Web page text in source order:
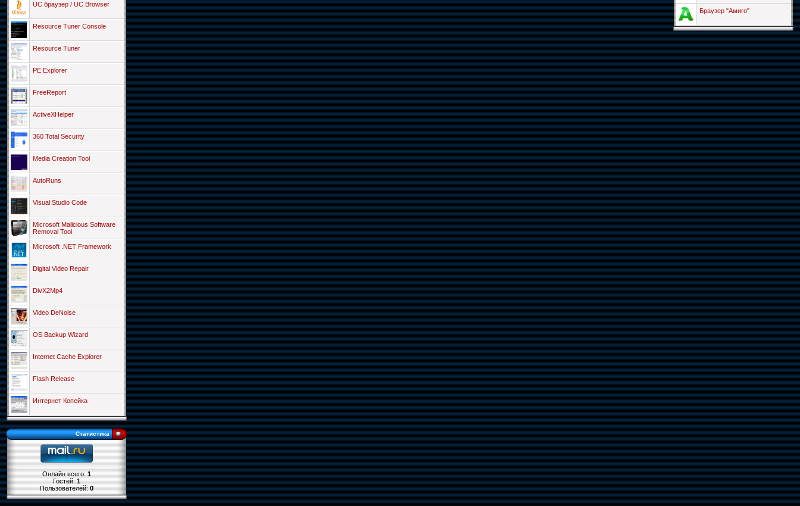
UC браузер / UC Browser
Resource Tuner Console
Resource Tuner
PE Explorer
FreeReport
ActiveXHelper
360 Total Security
Media Creation Tool
AutoRuns
Visual Studio Code
Microsoft Malicious Software
Removal Tool
Microsoft .NET Framework
Digital Video Repair
DivX2Mp4
Video DeNoise
OS Backup Wizard
Internet Cache Explorer
Flash Release
Интернет Копейка
Статистика
Онлайн всего:1
Гостей:1
Пользователей:0
Браузер "Амиго"